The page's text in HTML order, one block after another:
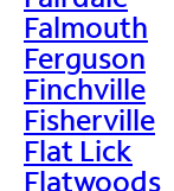
Falmouth
Ferguson
Finchville
Fisherville
Flat Lick
Flatwoods